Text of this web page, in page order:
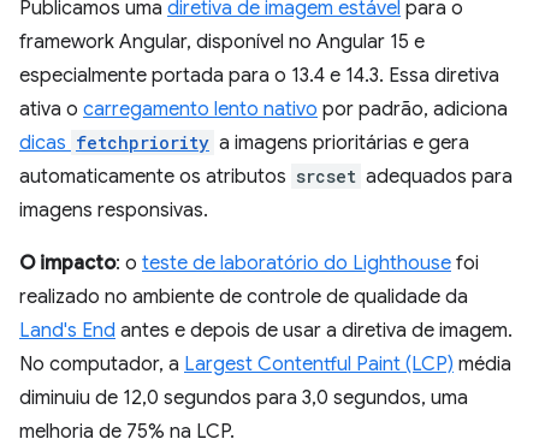
Publicamos uma diretiva de imagem estável para o
framework Angular, disponível no Angular 15 e
especialmente portada para o 13.4 e 14.3. Essa diretiva
ativa o carregamento lento nativo por padrão, adiciona
dicas fetchpriority a imagens prioritárias e gera
automaticamente os atributos srcset adequados para
imagens responsivas.
O impacto: o teste de laboratório do Lighthouse foi
realizado no ambiente de controle de qualidade da
Land's End antes e depois de usar a diretiva de imagem.
No computador, a Largest Contentful Paint (LCP) média
diminuiu de 12,0 segundos para 3,0 segundos, uma
melhoria de 75% na LCP.